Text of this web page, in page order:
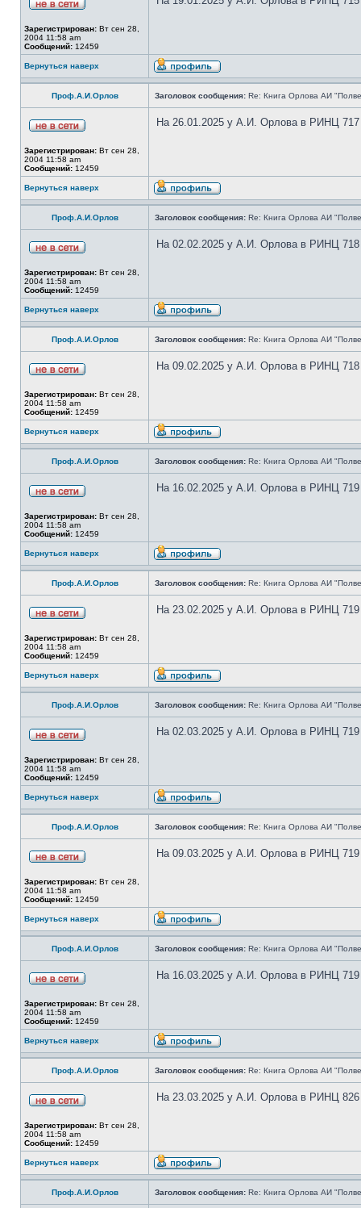
Зарегистрирован: Вт сен 28,
2004 11:58 am
Сообщений: 12459
Вернуться наверх
Проф.А.И.Орлов Заголовок сообщения: Re: Книга Орлова АИ
Зарегистрирован: Вт сен 28,
2004 11:58 am
Сообщений: 12459
На 26.01.2025 у А.И. Орлова в РИНЦ 717
Вернуться наверх
Проф.А.И.Орлов Заголовок сообщения: Re: Книга Орлова АИ
Зарегистрирован: Вт сен 28,
2004 11:58 am
Сообщений: 12459
На 02.02.2025 у А.И. Орлова в РИНЦ 718
Вернуться наверх
Проф.А.И.Орлов Заголовок сообщения: Re: Книга Орлова АИ
Зарегистрирован: Вт сен 28,
2004 11:58 am
Сообщений: 12459
На 09.02.2025 у А.И. Орлова в РИНЦ 718
Вернуться наверх
Проф.А.И.Орлов Заголовок сообщения: Re: Книга Орлова АИ
Зарегистрирован: Вт сен 28,
2004 11:58 am
Сообщений: 12459
На 16.02.2025 у А.И. Орлова в РИНЦ 719
Вернуться наверх
Проф.А.И.Орлов Заголовок сообщения: Re: Книга Орлова АИ
Зарегистрирован: Вт сен 28,
2004 11:58 am
Сообщений: 12459
На 23.02.2025 у А.И. Орлова в РИНЦ 719
Вернуться наверх
Проф.А.И.Орлов Заголовок сообщения: Re: Книга Орлова АИ
Зарегистрирован: Вт сен 28,
2004 11:58 am
Сообщений: 12459
На 02.03.2025 у А.И. Орлова в РИНЦ 719
Вернуться наверх
Проф.А.И.Орлов Заголовок сообщения: Re: Книга Орлова АИ
Зарегистрирован: Вт сен 28,
2004 11:58 am
Сообщений: 12459
На 09.03.2025 у А.И. Орлова в РИНЦ 719
Вернуться наверх
Проф.А.И.Орлов Заголовок сообщения: Re: Книга Орлова АИ
Зарегистрирован: Вт сен 28,
2004 11:58 am
Сообщений: 12459
На 16.03.2025 у А.И. Орлова в РИНЦ 719
Вернуться наверх
Проф.А.И.Орлов Заголовок сообщения: Re: Книга Орлова АИ
Зарегистрирован: Вт сен 28,
2004 11:58 am
Сообщений: 12459
На 23.03.2025 у А.И. Орлова в РИНЦ 826
Вернуться наверх
Проф.А.И.Орлов Заголовок сообщения: Re: Книга Орлова АИ